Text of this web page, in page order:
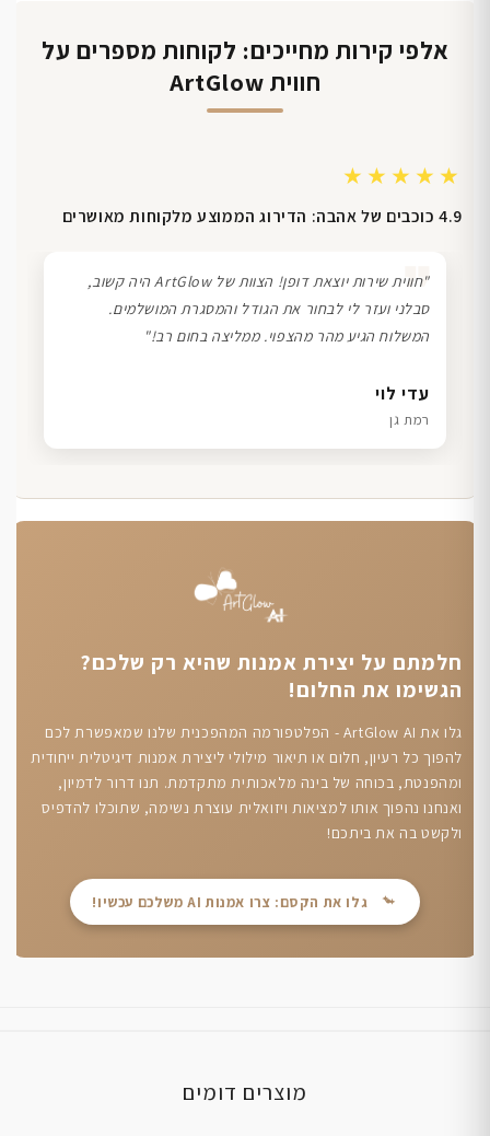
אלפי קירות מחייכים: לקוחות מספרים על
חווית ArtGlow
★★★★★
4.9 כוכבים של אהבה: הדירוג הממוצע מלקוחות מאושרים
שרון כהן
תל אביב
❞
"חווית שירות יוצאת דופן! הצוות של ArtGlow היה קשוב,
סבלני ועזר לי לבחור את הגודל והמסגרת המושלמים.
המשלוח הגיע מהר מהצפוי. ממליצה בחום רב!"
עדי לוי
רמת גן
דנה גל
חיפה
ליאת ויוסי מ.
הוד השרון
חלמתם על יצירת אמנות שהיא רק שלכם?
הגשימו את החלום!
גלו את ArtGlow AI - הפלטפורמה המהפכנית שלנו שמאפשרת לכם
להפוך כל רעיון, חלום או תיאור מילולי ליצירת אמנות דיגיטלית ייחודית
ומהפנטת, בכוחה של בינה מלאכותית מתקדמת. תנו דרור לדמיון,
ואנחנו נהפוך אותו למציאות ויזואלית עוצרת נשימה, שתוכלו להדפיס
ולקשט בה את ביתכם!
גלו את הקסם: צרו אמנות AI משלכם עכשיו!
מוצרים דומים